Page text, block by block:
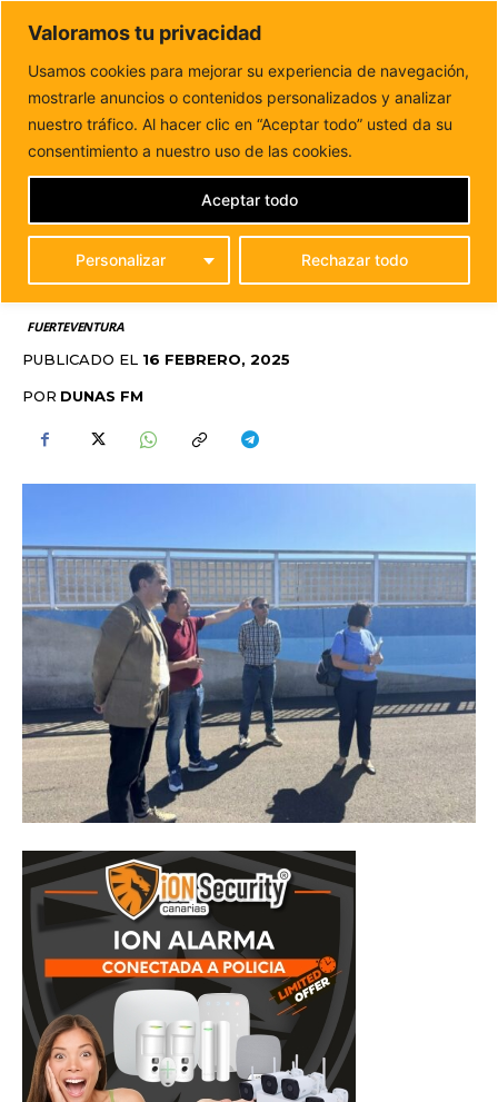
Valoramos tu privacidad
Usamos cookies para mejorar su experiencia de navegación,
mostrarle anuncios o contenidos personalizados y analizar
nuestro tráfico. Al hacer clic en “Aceptar todo” usted da su
consentimiento a nuestro uso de las cookies.
Personalizar Rechazar todo
Aceptar todo
DUNAS FM
Tu informacion de forma cercana
Inicio FUERTEVENTURA
Gran Tarajal recupera su muelle
comercial y avanza en nuevas mejoras
GRAN TARAJAL
RECUPERA SU MUELLE
COMERCIAL Y AVANZA
EN NUEVAS MEJORAS
FUERTEVENTURA
PUBLICADO EL 16 FEBRERO, 2025
POR DUNAS FM